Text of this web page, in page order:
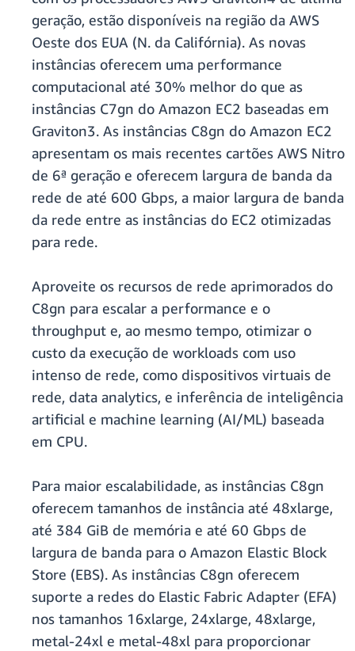
geração, estão disponíveis na região da AWS
Oeste dos EUA (N. da Califórnia). As novas
instâncias oferecem uma performance
computacional até 30% melhor do que as
instâncias C7gn do Amazon EC2 baseadas em
Graviton3. As instâncias C8gn do Amazon EC2
apresentam os mais recentes cartões AWS Nitro
de 6ª geração e oferecem largura de banda da
rede de até 600 Gbps, a maior largura de banda
da rede entre as instâncias do EC2 otimizadas
para rede.
Aproveite os recursos de rede aprimorados do
C8gn para escalar a performance e o
throughput e, ao mesmo tempo, otimizar o
custo da execução de workloads com uso
intenso de rede, como dispositivos virtuais de
rede, data analytics, e inferência de inteligência
artificial e machine learning (AI/ML) baseada
em CPU.
Para maior escalabilidade, as instâncias C8gn
oferecem tamanhos de instância até 48xlarge,
até 384 GiB de memória e até 60 Gbps de
largura de banda para o Amazon Elastic Block
Store (EBS). As instâncias C8gn oferecem
suporte a redes do Elastic Fabric Adapter (EFA)
nos tamanhos 16xlarge, 24xlarge, 48xlarge,
metal-24xl e metal-48xl para proporcionar